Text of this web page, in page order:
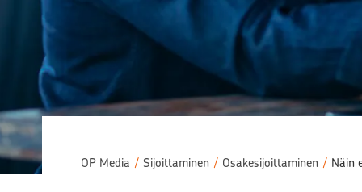
OP Media / Sijoittaminen / Osakesijoittaminen / Näin